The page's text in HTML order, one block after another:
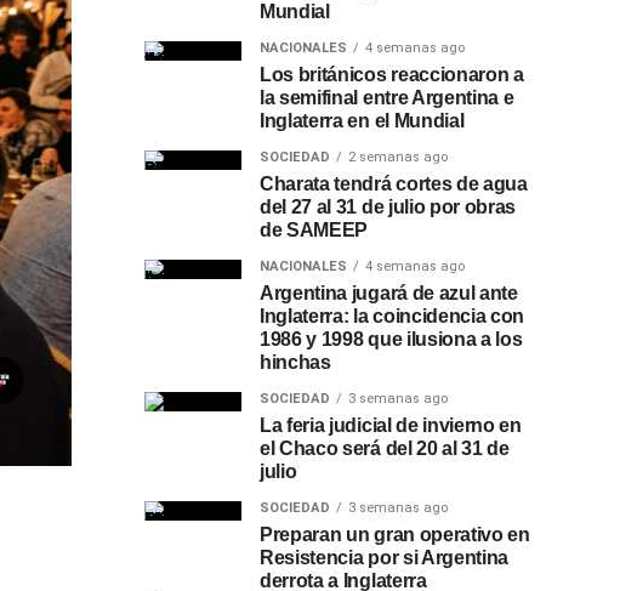
Mundial
NACIONALES 4 semanas ago
Los británicos reaccionaron a
la semifinal entre Argentina e
Inglaterra en el Mundial
SOCIEDAD 2 semanas ago
Charata tendrá cortes de agua
del 27 al 31 de julio por obras
de SAMEEP
NACIONALES 4 semanas ago
Argentina jugará de azul ante
Inglaterra: la coincidencia con
1986 y 1998 que ilusiona a los
hinchas
SOCIEDAD 3 semanas ago
La feria judicial de invierno en
el Chaco será del 20 al 31 de
julio
SOCIEDAD 3 semanas ago
Preparan un gran operativo en
Resistencia por si Argentina
derrota a Inglaterra